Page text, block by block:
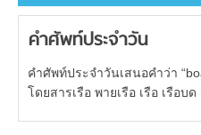
คำศัพท์ประจำวัน
คำศัพท์ประจำวันเสนอคำว่า
โดยสารเรือ พายเรือ เรือ เรือบ